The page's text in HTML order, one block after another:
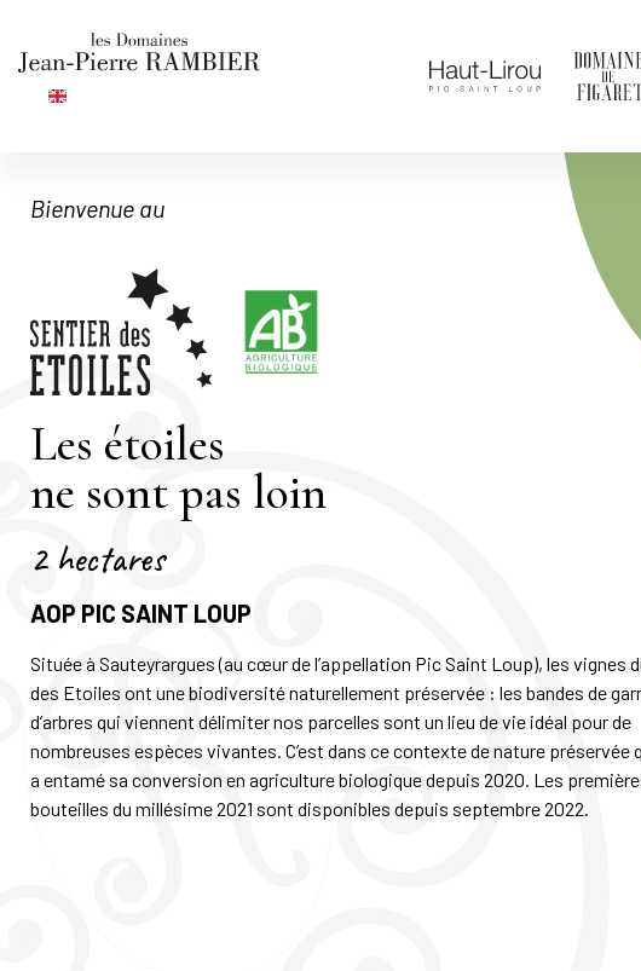
Bienvenue au
Les étoiles
ne sont pas loin
2 hectares
AOP PIC SAINT LOUP
Située à Sauteyrargues (au cœur de l’appellation Pic Saint Loup), les vignes
des Etoiles ont une biodiversité naturellement préservée : les bandes de
d’arbres qui viennent délimiter nos parcelles sont un lieu de vie idéal pour de
nombreuses espèces vivantes. C’est dans ce contexte de nature préservée
a entamé sa conversion en agriculture biologique depuis 2020. Les
bouteilles du millésime 2021 sont disponibles depuis septembre 2022.